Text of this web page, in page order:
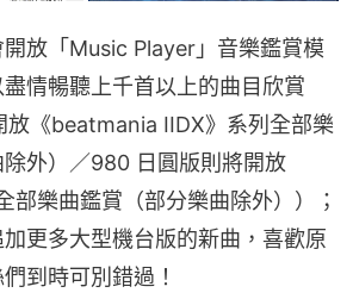
放「Music Player」音樂鑑賞模
情暢聽上千首以上的曲目欣賞
放《beatmania IIDX》系列全部樂
外）／980 日圓版則將開放
部樂曲鑑賞（部分樂曲除外））；
更多大型機台版的新曲，喜歡原
到時可別錯過！